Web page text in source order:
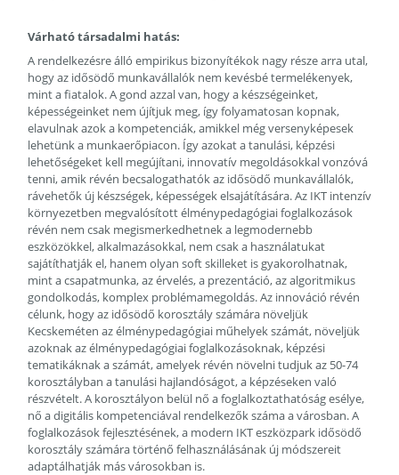
Várható társadalmi hatás:
A rendelkezésre álló empirikus bizonyítékok nagy része arra utal,
hogy az idősödő munkavállalók nem kevésbé termelékenyek,
mint a fiatalok. A gond azzal van, hogy a készségeinket,
képességeinket nem újítjuk meg, így folyamatosan kopnak,
elavulnak azok a kompetenciák, amikkel még versenyképesek
lehetünk a munkaerőpiacon. Így azokat a tanulási, képzési
lehetőségeket kell megújítani, innovatív megoldásokkal vonzóvá
tenni, amik révén becsalogathatók az idősödő munkavállalók,
rávehetők új készségek, képességek elsajátítására. Az IKT intenzív
környezetben megvalósított élménypedagógiai foglalkozások
révén nem csak megismerkedhetnek a legmodernebb
eszközökkel, alkalmazásokkal, nem csak a használatukat
sajátíthatják el, hanem olyan soft skilleket is gyakorolhatnak,
mint a csapatmunka, az érvelés, a prezentáció, az algoritmikus
gondolkodás, komplex problémamegoldás. Az innováció révén
célunk, hogy az idősödő korosztály számára növeljük
Kecskeméten az élménypedagógiai műhelyek számát, növeljük
azoknak az élménypedagógiai foglalkozásoknak, képzési
tematikáknak a számát, amelyek révén növelni tudjuk az 50-74
korosztályban a tanulási hajlandóságot, a képzéseken való
részvételt. A korosztályon belül nő a foglalkoztathatóság esélye,
nő a digitális kompetenciával rendelkezők száma a városban. A
foglalkozások fejlesztésének, a modern IKT eszközpark idősödő
korosztály számára történő felhasználásának új módszereit
adaptálhatják más városokban is.